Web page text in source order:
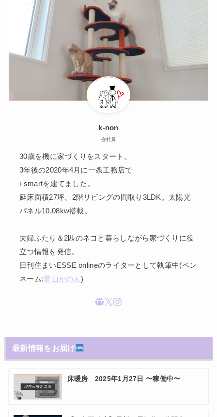
k-non
会社員
30歳を機に家づくりをスタート。
3年後の2020年4月に一条工務店で
i-smartを建てました。
延床面積27坪、2階リビングの間取り3LDK。太陽光
パネル10.08kw搭載。
夫婦ふたり＆2匹のネコと暮らしながら家づくりに役
立つ情報を発信。
日刊住まいESSE onlineのライターとして執筆中(ペン
ネーム:富山かのん)
最新情報をお届け
床暖房 2025年1月27日 〜稼働中〜